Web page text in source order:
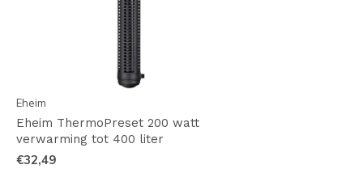
Eheim
Eheim ThermoPreset 200 watt
verwarming tot 400 liter
€32,49